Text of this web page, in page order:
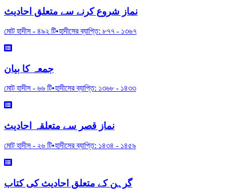
نماز شروع کرنے سے متعلق احادیث
মোট হাদীস - ৪৯২ টি•হাদীসের ব্যাপ্তি: ৮৭৭ - ১৩৬৭
جمعہ کا بیان
মোট হাদীস - ৬৬ টি•হাদীসের ব্যাপ্তি: ১৩৬৮- ১৪৩৩
نماز قصر سے متعلقہ احادیث
মোট হাদীস - ২৬ টি•হাদীসের ব্যাপ্তি: ১৪৩৪ - ১৪৫৯
گرہن کے متعلق احادیث کی کتاب